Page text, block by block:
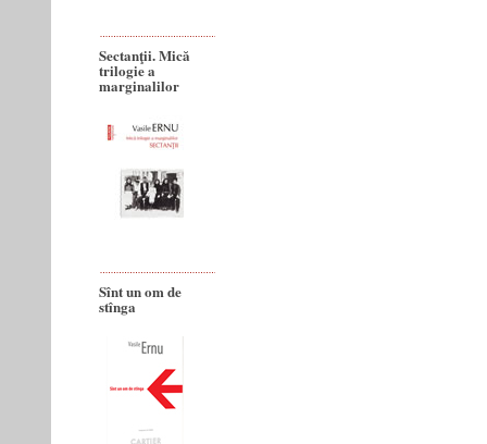
Sectanţii. Mică
trilogie a
marginalilor
Sînt un om de
stînga